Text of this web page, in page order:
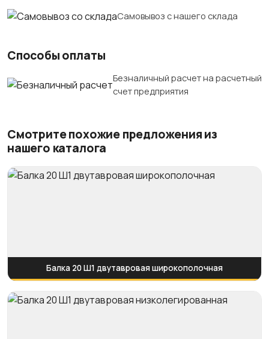
Самовывоз с нашего склада
Способы оплаты
Безналичный расчет на расчетный
счет предприятия
Смотрите похожие предложения из
нашего каталога
Балка 20 Ш1 двутавровая широкополочная